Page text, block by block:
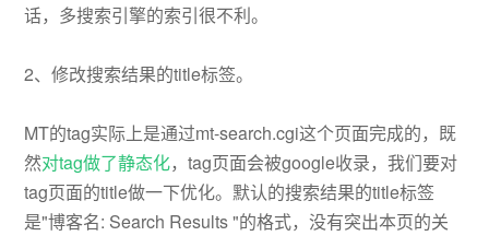
话，多搜索引擎的索引很不利。
2、修改搜索结果的title标签。
MT的tag实际上是通过mt-search.cgi这个页面完成的，既
然对tag做了静态化，tag页面会被google收录，我们要对
tag页面的title做一下优化。默认的搜索结果的title标签
是"博客名: Search Results "的格式，没有突出本页的关